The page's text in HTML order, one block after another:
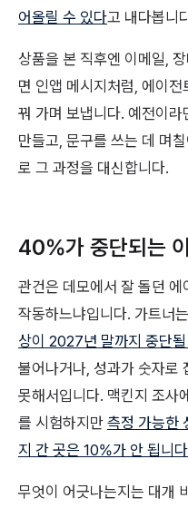
어올릴 수 있다고 내다봅니
상품을 본 직후엔 이메일,
면 인앱 메시지처럼, 에이
꿔 가며 보냅니다. 예전이
만들고, 문구를 쓰는 데 며
로 그 과정을 대신합니다.
40%가 중단되는
관건은 데모에서 잘 돌던
작동하느냐입니다. 가트너는
상이 2027년 말까지 중단될
불어나거나, 성과가 숫자로
못해서입니다. 맥킨지 조
를 시험하지만 측정 가능한
지 간 곳은 10%가 안 됩니다
무엇이 어긋나는지는 대개